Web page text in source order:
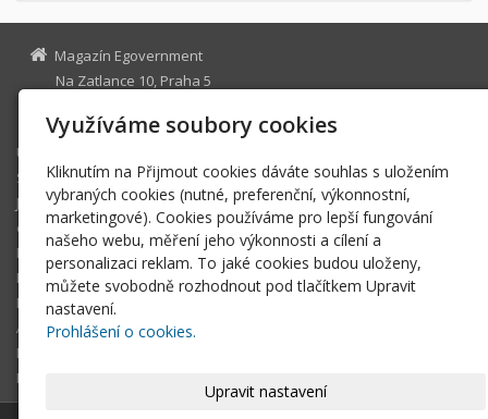
Magazín Egovernment
Na Zatlance 10, Praha 5
egovernment@egovernment.cz
Úvodní stránka
STUDIO
JIHLAVA
eOSOBNOST
ROK INFORMATIKY
MIKULOV
EGOVERNMENT THE BEST
ARCHIV MAGAZÍNU
DOTAZ
REGISTRACE ČTENÁŘE
Využíváme soubory cookies
Kliknutím na Přijmout cookies dáváte souhlas s uložením
vybraných cookies (nutné, preferenční, výkonnostní,
marketingové). Cookies používáme pro lepší fungování
našeho webu, měření jeho výkonnosti a cílení a
personalizaci reklam. To jaké cookies budou uloženy,
můžete svobodně rozhodnout pod tlačítkem Upravit
nastavení.
Prohlášení o cookies.
Upravit nastavení